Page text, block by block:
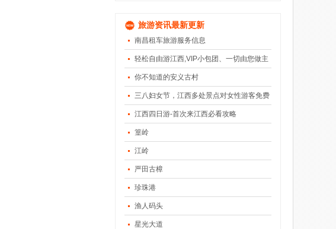
旅游资讯最新更新
南昌租车旅游服务信息
轻松自由游江西,VIP小包团、一切由您做主
你不知道的安义古村
三八妇女节，江西多处景点对女性游客免费
江西四日游-首次来江西必看攻略
篁岭
江岭
严田古樟
珍珠港
渔人码头
星光大道